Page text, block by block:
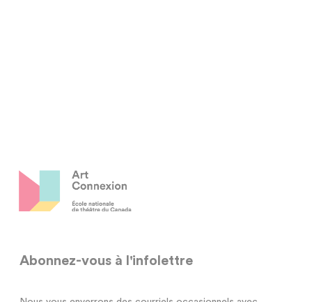
Abonnez-vous à l'infolettre